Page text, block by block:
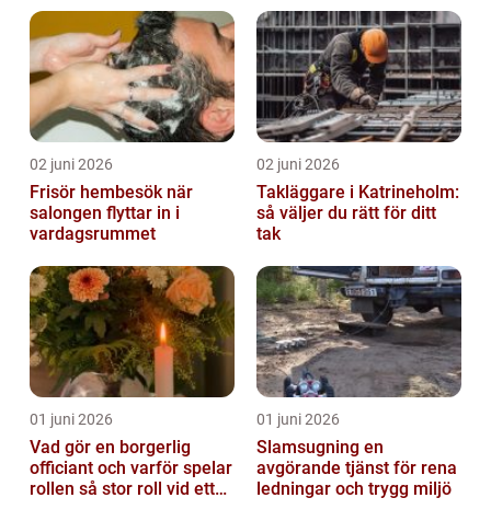
02 juni 2026
Frisör hembesök när
salongen flyttar in i
vardagsrummet
02 juni 2026
Takläggare i Katrineholm:
så väljer du rätt för ditt
tak
01 juni 2026
Vad gör en borgerlig
officiant och varför spelar
rollen så stor roll vid ett
01 juni 2026
Slamsugning en
avgörande tjänst för rena
ledningar och trygg miljö